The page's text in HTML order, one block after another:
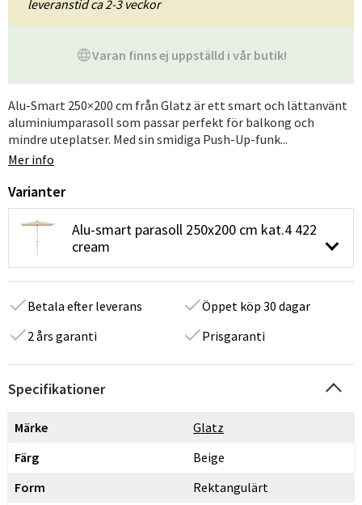
Varan finns ej uppställd i vår butik!
leveranstid ca 2-3 veckor
Alu-Smart 250×200 cm från Glatz är ett smart och lättanvänt
aluminiumparasoll som passar perfekt för balkong och
mindre uteplatser. Med sin smidiga Push-Up-funk...
Mer info
Varianter
Alu-smart parasoll 250x200 cm kat.4 422
cream
Betala efter leverans
Öppet köp 30 dagar
2 års garanti
Prisgaranti
Specifikationer
Märke
Glatz
Färg
Beige
Form
Rektangulärt